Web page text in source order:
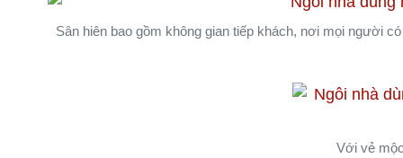
Sân hiên bao gồm không gian tiếp khách, nơi mọi người
Với vẻ